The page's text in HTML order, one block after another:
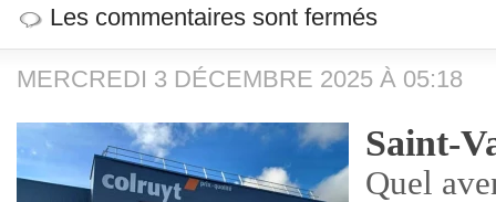
Les commentaires sont fermés
MERCREDI 3 DÉCEMBRE 2025 À 05:18
Saint-
Quel